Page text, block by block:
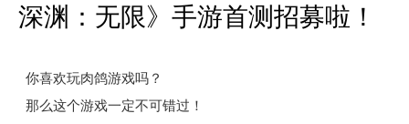
深渊：无限》手游首测招募啦！
你喜欢玩肉鸽游戏吗？
那么这个游戏一定不可错过！